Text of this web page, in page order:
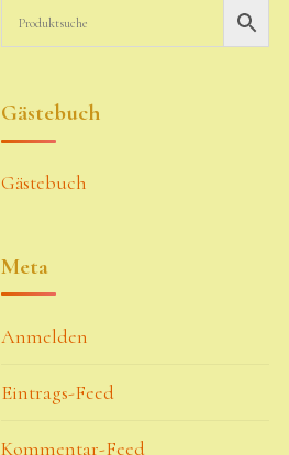
Gästebuch
Gästebuch
Meta
Anmelden
Eintrags-Feed
Kommentar-Feed